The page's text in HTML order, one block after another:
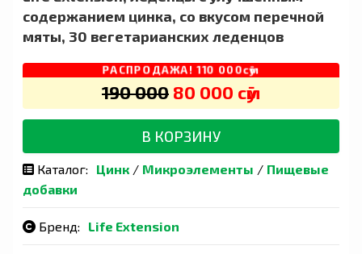
содержанием цинка, со вкусом перечной
мяты, 30 вегетарианских леденцов
РАСПРОДАЖА! 110 000сӯм
190 000 80 000 сӯм
В КОРЗИНУ
Каталог: Цинк / Микроэлементы / Пищевые
добавки
Бренд: Life Extension